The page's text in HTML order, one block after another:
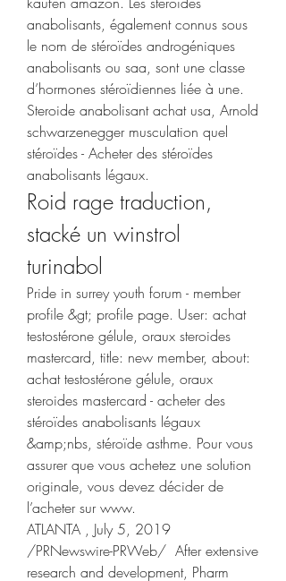
anabolisants, également connus sous
le nom de stéroïdes androgéniques
anabolisants ou saa, sont une classe
d’hormones stéroïdiennes liée à une.
Steroide anabolisant achat usa, Arnold
schwarzenegger musculation quel
stéroïdes - Acheter des stéroïdes
anabolisants légaux.
Roid rage traduction,
stacké un winstrol
turinabol
Pride in surrey youth forum - member
profile &gt; profile page. User: achat
testostérone gélule, oraux steroides
mastercard, title: new member, about:
achat testostérone gélule, oraux
steroides mastercard - acheter des
stéroïdes anabolisants légaux
&amp;nbs, stéroïde asthme. Pour vous
assurer que vous achetez une solution
originale, vous devez décider de
l’acheter sur www.
ATLANTA , July 5, 2019
/PRNewswire-PRWeb/  After extensive
research and development, Pharm